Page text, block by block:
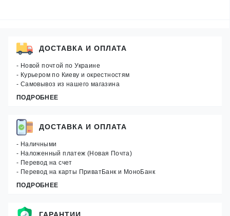
ДОСТАВКА И ОПЛАТА
- Новой почтой по Украине
- Курьером по Киеву и окрестностям
- Самовывоз из нашего магазина
ПОДРОБНЕЕ
ДОСТАВКА И ОПЛАТА
- Наличными
- Наложенный платеж (Новая Почта)
- Перевод на счет
- Перевод на карты ПриватБанк и МоноБанк
ПОДРОБНЕЕ